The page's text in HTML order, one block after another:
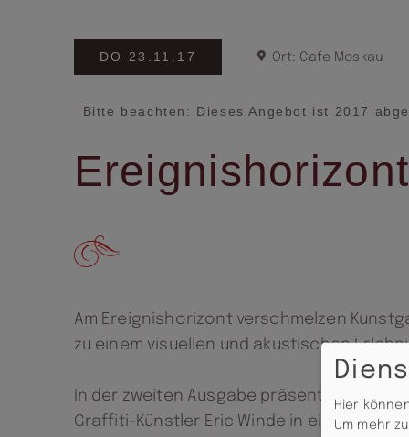
DO 23.11.17 Ort: Cafe Moskau
Bitte beachten: Dieses Angebot ist 2017
Ereignishorizont
Am Ereignishorizont verschmelzen
zu einem visuellen und akustischen
In der zweiten Ausgabe präsentieren wir
Graffiti-Künstler Eric Winde in einer
Hier
Um mehr